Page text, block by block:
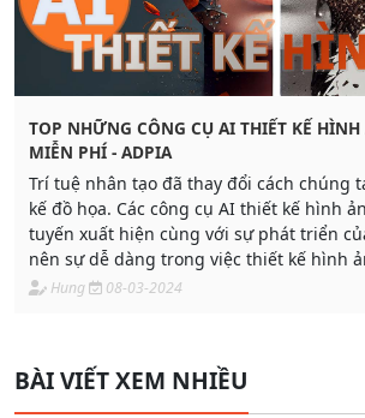
TOP NHỮNG CÔNG CỤ AI THIẾT KẾ
MIỄN PHÍ - ADPIA
Trí tuệ nhân tạo đã thay đổi cách chúng
kế đồ họa. Các công cụ AI thiết kế hình
tuyến xuất hiện cùng với sự phát triển
nên sự dễ dàng trong việc thiết kế hình
Hung 08-03-2024
BÀI VIẾT XEM NHIỀU